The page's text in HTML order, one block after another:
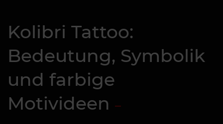
Kolibri Tattoo:
Bedeutung, Symbolik
und farbige
Motivideen